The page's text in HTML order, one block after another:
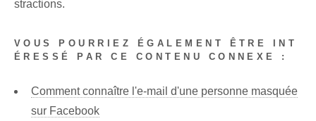
stractions.
VOUS POURRIEZ ÉGALEMENT ÊTRE INT
ÉRESSÉ PAR CE CONTENU CONNEXE :
Comment connaître l'e-mail d'une personne masquée
sur Facebook